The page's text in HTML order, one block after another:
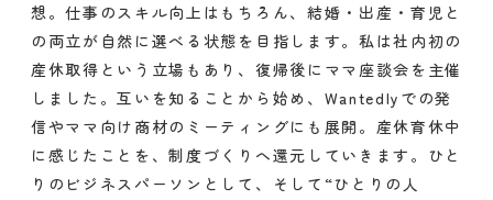
想。仕事のスキル向上はもちろん、結婚・出産・育児と
の両立が自然に選べる状態を目指します。私は社内初の
産休取得という立場もあり、復帰後にママ座談会を主催
しました。互いを知ることから始め、Wantedlyでの発
信やママ向け商材のミーティングにも展開。産休育休中
に感じたことを、制度づくりへ還元していきます。ひと
りのビジネスパーソンとして、そして“ひとりの人